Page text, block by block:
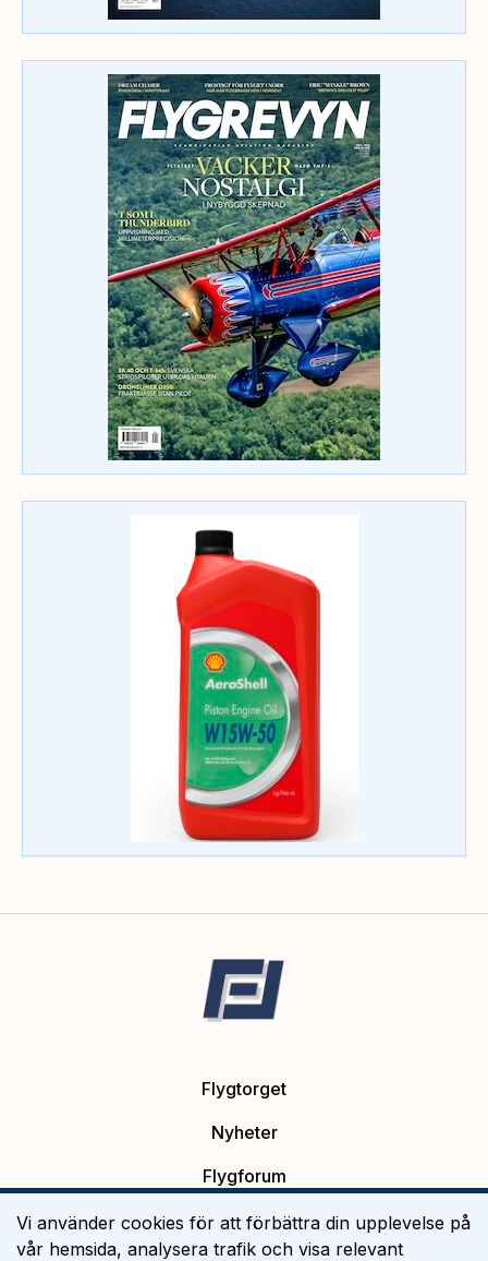
Flygtorget
Nyheter
Flygforum
Platsannonser
Vi använder cookies för att förbättra din upplevelse på
vår hemsida, analysera trafik och visa relevant